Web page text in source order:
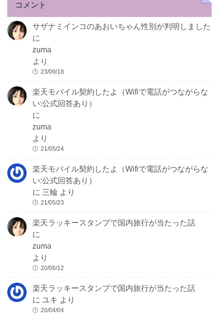
コメント
サザナミインコのあおいちゃん性別が判明しました
に
zuma
より
23/09/18
楽天モバイル契約したよ（Wifiで電話がつながらな
い:公式回答あり）
に
zuma
より
21/05/24
楽天モバイル契約したよ（Wifiで電話がつながらな
い:公式回答あり）
に三輪 より
21/05/23
楽天ラッキースタンプで国内旅行が当たった話
に
zuma
より
20/06/12
楽天ラッキースタンプで国内旅行が当たった話
にユキ より
20/04/04